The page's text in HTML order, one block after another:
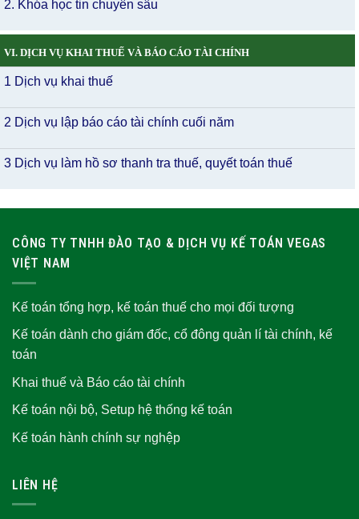
2. Khóa học tin chuyên sâu
VI. DỊCH VỤ KHAI THUẾ VÀ BÁO CÁO TÀI CHÍNH
1 Dịch vụ khai thuế
2 Dịch vụ lập báo cáo tài chính cuối năm
3 Dịch vụ làm hồ sơ thanh tra thuế, quyết toán thuế
CÔNG TY TNHH ĐÀO TẠO & DỊCH VỤ KẾ TOÁN VEGAS
VIỆT NAM
Kế toán tổng hợp, kế toán thuế cho mọi đối tượng
Kế toán dành cho giám đốc, cổ đông quản lí tài chính, kế
toán
Khai thuế và Báo cáo tài chính
Kế toán nội bộ, Setup hệ thống kế toán
Kế toán hành chính sự nghệp
LIÊN HỆ